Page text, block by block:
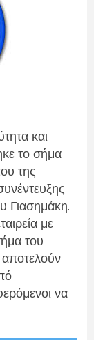
και
το σήμα
της
Γιασημάκη.
με
του
αποτελούν
να